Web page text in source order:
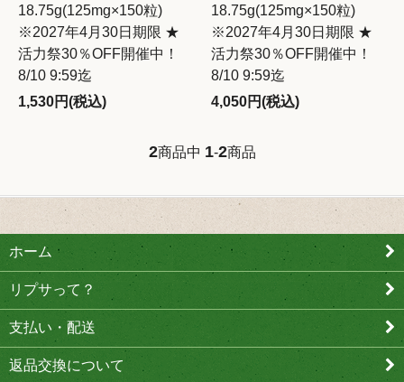
18.75g(125mg×150粒)
※2027年4月30日期限 ★
活力祭30％OFF開催中！
8/10 9:59迄
1,530円(税込)
18.75g(125mg×150粒)
※2027年4月30日期限 ★
活力祭30％OFF開催中！
8/10 9:59迄
4,050円(税込)
2商品中 1-2商品
ホーム
リプサって？
支払い・配送
返品交換について